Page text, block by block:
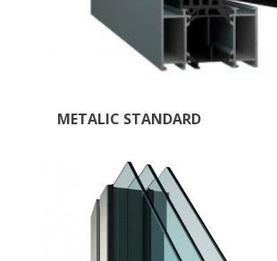
METALIC STANDARD